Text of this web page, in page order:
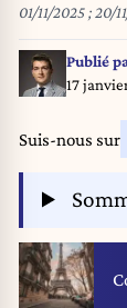
01/11/2025 ; 20/11/25 Visite de Brigitte Macron, premiere
salon socio-
Ozange etPublié
17
Suis-nous sur